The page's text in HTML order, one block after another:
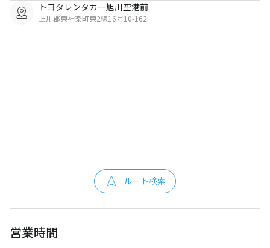
トヨタレンタカー旭川空港前
上川郡東神楽町東2線16号10-162
ルート検索
営業時間